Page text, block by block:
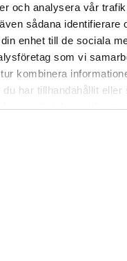
och analysera vår
sådana identifierare
enhet till de sociala
som vi
kombinera
har tillhandahållit eller
använt deras tjänster.
på
för att få förslag på
mailen.